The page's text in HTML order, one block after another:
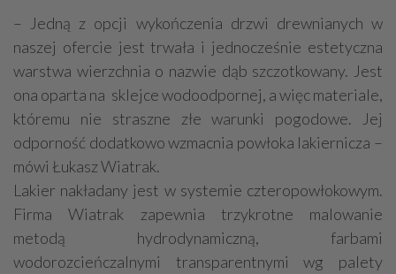
– Jedną z opcji wykończenia drzwi drewnianych w
naszej ofercie jest trwała i jednocześnie estetyczna
warstwa wierzchnia o nazwie dąb szczotkowany. Jest
ona oparta na sklejce wodoodpornej, a więc materiale,
któremu nie straszne złe warunki pogodowe. Jej
odporność dodatkowo wzmacnia powłoka lakiernicza –
mówi Łukasz Wiatrak.
Lakier nakładany jest w systemie czteropowłokowym.
Firma Wiatrak zapewnia trzykrotne malowanie
metodą hydrodynamiczną, farbami
wodorozcieńczalnymi transparentnymi wg palety